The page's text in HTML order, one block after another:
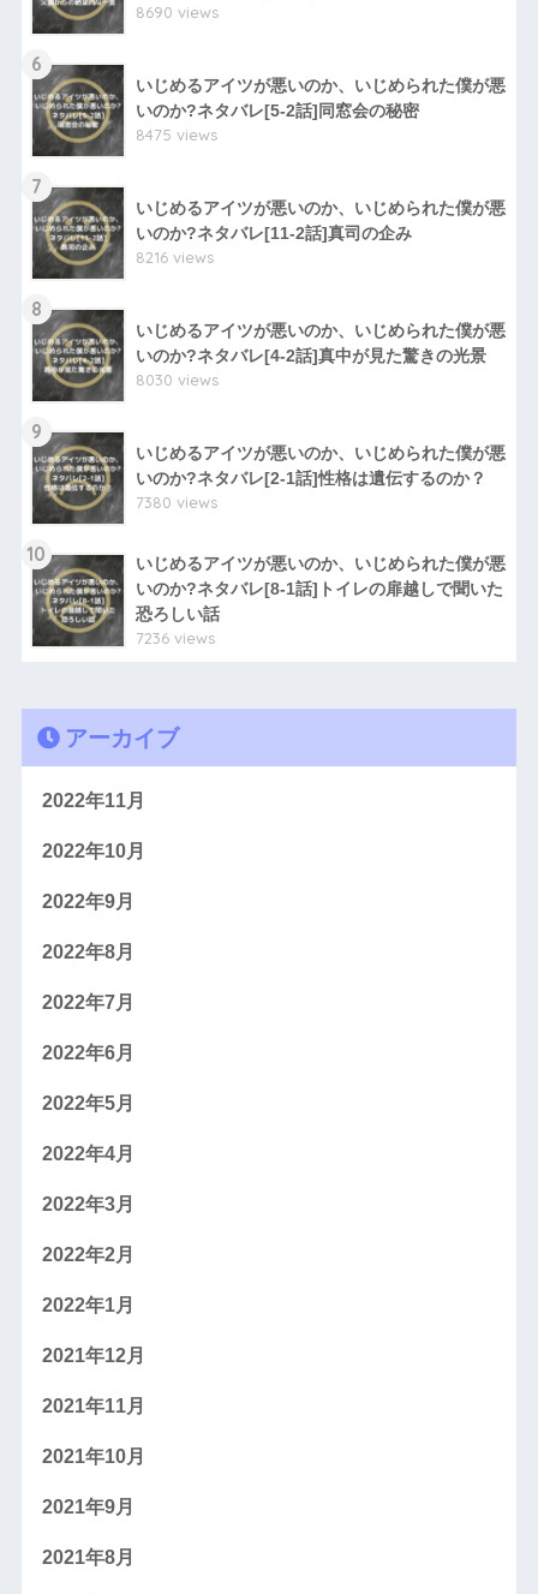
8690 views
6
いじめるアイツが悪いのか、いじめられた僕が悪
いのか?ネタバレ[5-2話]同窓会の秘密
8475 views
7
いじめるアイツが悪いのか、いじめられた僕が悪
いのか?ネタバレ[11-2話]真司の企み
8216 views
8
いじめるアイツが悪いのか、いじめられた僕が悪
いのか?ネタバレ[4-2話]真中が見た驚きの光景
8030 views
9
いじめるアイツが悪いのか、いじめられた僕が悪
いのか?ネタバレ[2-1話]性格は遺伝するのか？
7380 views
10
いじめるアイツが悪いのか、いじめられた僕が悪
いのか?ネタバレ[8-1話]トイレの扉越しで聞いた
恐ろしい話
7236 views
アーカイブ
2022年11月
2022年10月
2022年9月
2022年8月
2022年7月
2022年6月
2022年5月
2022年4月
2022年3月
2022年2月
2022年1月
2021年12月
2021年11月
2021年10月
2021年9月
2021年8月